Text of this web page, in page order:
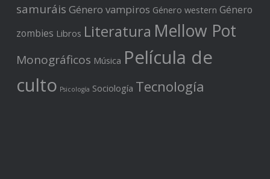
samuráis Género vampiros Género western Género
zombies Libros Literatura Mellow Pot
Monográficos Música Película de
culto Psicología Sociología Tecnología